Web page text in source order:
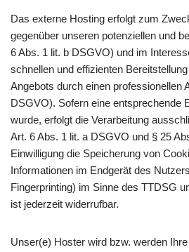
Das externe Hosting erfolgt zum
gegenüber unseren potenziellen und
6 Abs. 1 lit. b DSGVO) und im
schnellen und effizienten
Angebots durch einen professionellen
DSGVO). Sofern eine entsprechende
wurde, erfolgt die Verarbeitung
Art. 6 Abs. 1 lit. a DSGVO und § 25
Einwilligung die Speicherung von
Informationen im Endgerät des
Fingerprinting) im Sinne des TTDSG
ist jederzeit widerrufbar.
Unser(e) Hoster wird bzw. werden